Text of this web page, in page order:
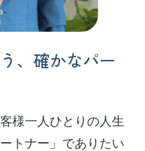
、確かなパー
様一人ひとりの人生
トナー」でありたい